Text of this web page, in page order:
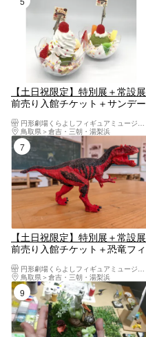
【土日祝限定】特別展＋常設展
前売り入館チケット＋サンデー
づくり
円形劇場くらよしフィギュアミュージアム
鳥取県
倉吉・三朝・湯梨浜
7位
【土日祝限定】特別展＋常設展
前売り入館チケット＋恐竜フィ
円形劇場くらよしフィギュアミュージアム
鳥取県
倉吉・三朝・湯梨浜
9位